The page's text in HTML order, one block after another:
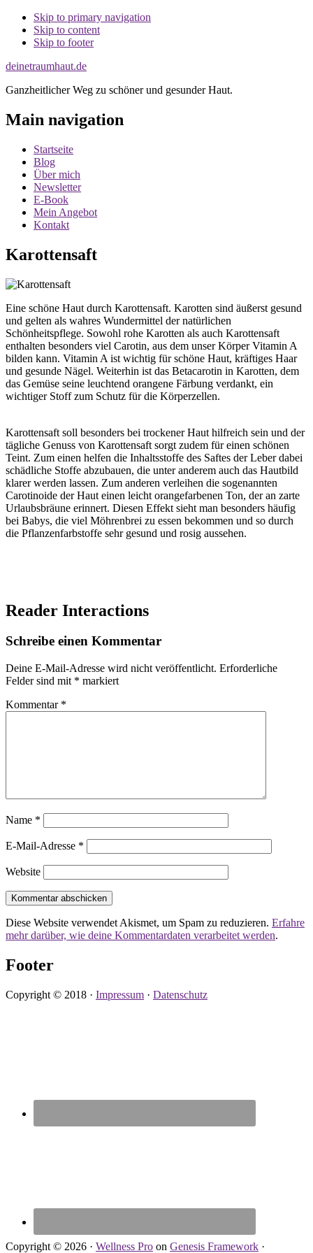
Skip to primary navigation
Skip to content
Skip to footer
deinetraumhaut.de
Ganzheitlicher Weg zu schöner und gesunder Haut.
Main navigation
Startseite
Blog
Über mich
Newsletter
E-Book
Mein Angebot
Kontakt
Karottensaft
Eine schöne Haut durch Karottensaft. Karotten sind äußerst gesund
und gelten als wahres Wundermittel der natürlichen
Schönheitspflege. Sowohl rohe Karotten als auch Karottensaft
enthalten besonders viel Carotin, aus dem unser Körper Vitamin A
bilden kann. Vitamin A ist wichtig für schöne Haut, kräftiges Haar
und gesunde Nägel. Weiterhin ist das Betacarotin in Karotten, dem
das Gemüse seine leuchtend orangene Färbung verdankt, ein
wichtiger Stoff zum Schutz für die Körperzellen.
Karottensaft soll besonders bei trockener Haut hilfreich sein und der
tägliche Genuss von Karottensaft sorgt zudem für einen schönen
Teint. Zum einen helfen die Inhaltsstoffe des Saftes der Leber dabei
schädliche Stoffe abzubauen, die unter anderem auch das Hautbild
klarer werden lassen. Zum anderen verleihen die sogenannten
Carotinoide der Haut einen leicht orangefarbenen Ton, der an zarte
Urlaubsbräune erinnert. Diesen Effekt sieht man besonders häufig
bei Babys, die viel Möhrenbrei zu essen bekommen und so durch
die Pflanzenfarbstoffe sehr gesund und rosig aussehen.
Reader Interactions
Schreibe einen Kommentar
Deine E-Mail-Adresse wird nicht veröffentlicht. Erforderliche
Felder sind mit * markiert
Kommentar *
Name *
E-Mail-Adresse *
Website
Diese Website verwendet Akismet, um Spam zu reduzieren. Erfahre
mehr darüber, wie deine Kommentardaten verarbeitet werden.
Footer
Copyright © 2018 · Impressum · Datenschutz
Copyright © 2026 · Wellness Pro on Genesis Framework ·